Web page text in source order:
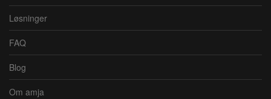
Løsninger
FAQ
Blog
Om amja